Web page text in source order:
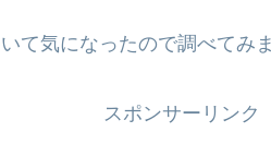
て気になったので調べてみま
スポンサーリンク